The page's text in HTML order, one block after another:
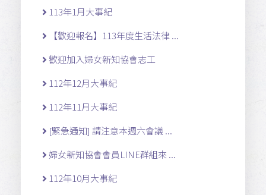
113年1月大事紀
【歡迎報名】113年度生活法律 ...
歡迎加入婦女新知協會志工
112年12月大事紀
112年11月大事紀
[緊急通知] 請注意本週六會議 ...
婦女新知協會會員LINE群組來 ...
112年10月大事紀